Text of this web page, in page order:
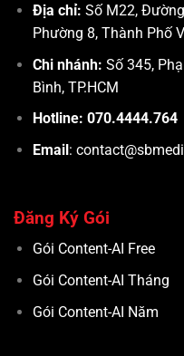
Địa chỉ: Số M22,
Phường 8, Thành Phố
Chi nhánh: Số 345,
Bình, TP.HCM
Hotline: 070.4444.764
Email:
Đăng Ký Gói
Gói Content-AI Free
Gói Content-AI Tháng
Gói Content-AI Năm